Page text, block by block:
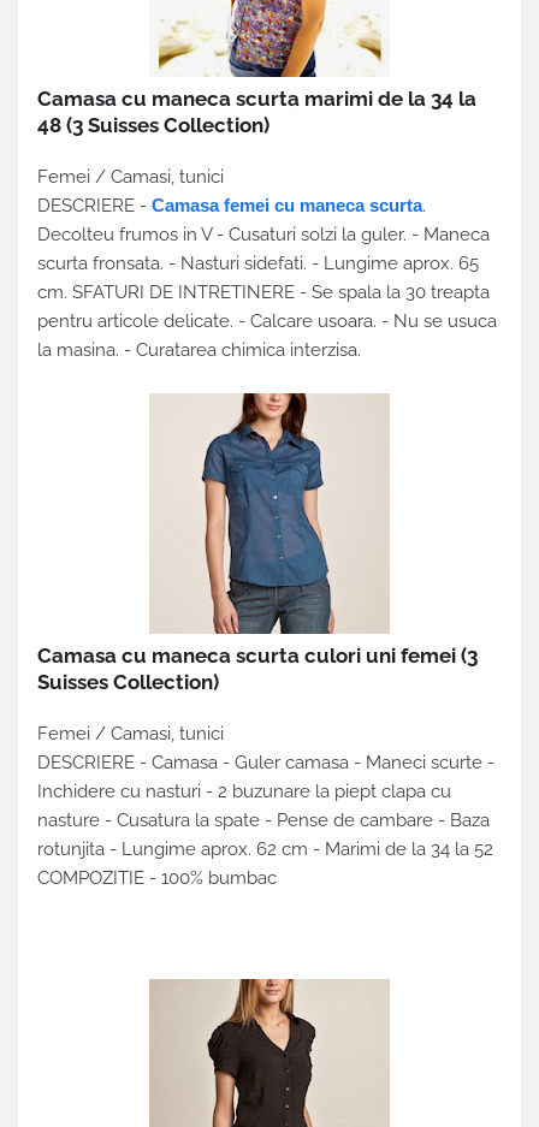
Camasa cu maneca scurta marimi de la 34 la
48 (3 Suisses Collection)
Femei / Camasi, tunici
DESCRIERE - Camasa femei cu maneca scurta.
Decolteu frumos in V - Cusaturi solzi la guler. - Maneca
scurta fronsata. - Nasturi sidefati. - Lungime aprox. 65
cm. SFATURI DE INTRETINERE - Se spala la 30 treapta
pentru articole delicate. - Calcare usoara. - Nu se usuca
la masina. - Curatarea chimica interzisa.
Camasa cu maneca scurta culori uni femei (3
Suisses Collection)
Femei / Camasi, tunici
DESCRIERE - Camasa - Guler camasa - Maneci scurte -
Inchidere cu nasturi - 2 buzunare la piept clapa cu
nasture - Cusatura la spate - Pense de cambare - Baza
rotunjita - Lungime aprox. 62 cm - Marimi de la 34 la 52
COMPOZITIE - 100% bumbac